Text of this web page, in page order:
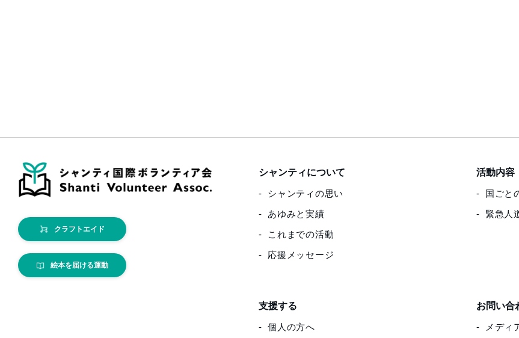
クラフトエイド
絵本を届ける運動
シャンティについて
シャンティの思い
あゆみと実績
これまでの活動
応援メッセージ
活動内容
国ごと
緊急人
支援する
個人の方へ
お問い合
メディ